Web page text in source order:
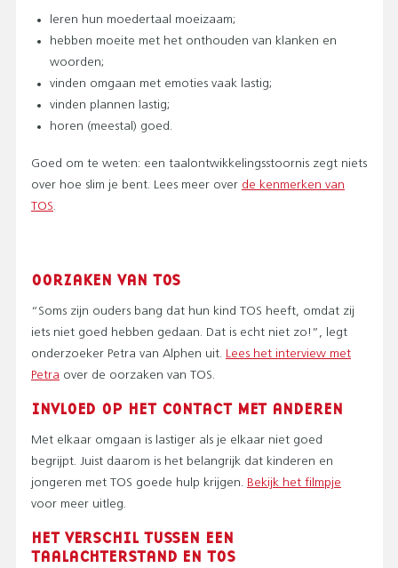
leren hun moedertaal moeizaam;
hebben moeite met het onthouden van klanken en
woorden;
vinden omgaan met emoties vaak lastig;
vinden plannen lastig;
horen (meestal) goed.
Goed om te weten: een taalontwikkelingsstoornis zegt niets
over hoe slim je bent. Lees meer over de kenmerken van
TOS.
OORZAKEN VAN TOS
“Soms zijn ouders bang dat hun kind TOS heeft, omdat zij
iets niet goed hebben gedaan. Dat is echt niet zo!”, legt
onderzoeker Petra van Alphen uit. Lees het interview met
Petra over de oorzaken van TOS.
INVLOED OP HET CONTACT MET ANDEREN
Met elkaar omgaan is lastiger als je elkaar niet goed
begrijpt. Juist daarom is het belangrijk dat kinderen en
jongeren met TOS goede hulp krijgen. Bekijk het filmpje
voor meer uitleg.
HET VERSCHIL TUSSEN EEN
TAALACHTERSTAND EN TOS